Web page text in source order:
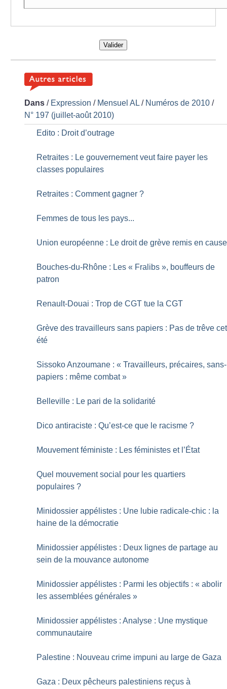
Valider
Dans / Expression / Mensuel AL / Numéros de 2010 /
N° 197 (juillet-août 2010)
Edito : Droit d’outrage
Retraites : Le gouvernement veut faire payer les
classes populaires
Retraites : Comment gagner ?
Femmes de tous les pays...
Union européenne : Le droit de grève remis en cause
Bouches-du-Rhône : Les « Fralibs », bouffeurs de
patron
Renault-Douai : Trop de CGT tue la CGT
Grève des travailleurs sans papiers : Pas de trêve cet
été
Sissoko Anzoumane : « Travailleurs, précaires, sans-
papiers : même combat »
Belleville : Le pari de la solidarité
Dico antiraciste : Qu’est-ce que le racisme ?
Mouvement féministe : Les féministes et l’État
Quel mouvement social pour les quartiers
populaires ?
Minidossier appélistes : Une lubie radicale-chic : la
haine de la démocratie
Minidossier appélistes : Deux lignes de partage au
sein de la mouvance autonome
Minidossier appélistes : Parmi les objectifs : « abolir
les assemblées générales »
Minidossier appélistes : Analyse : Une mystique
communautaire
Palestine : Nouveau crime impuni au large de Gaza
Gaza : Deux pêcheurs palestiniens reçus à